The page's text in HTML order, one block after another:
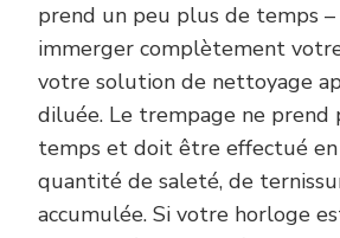
prend un peu plus de temps –
immerger complètement
votre solution de nettoyage
diluée. Le trempage ne prend
temps et doit être effectué
quantité de saleté, de
accumulée. Si votre horloge